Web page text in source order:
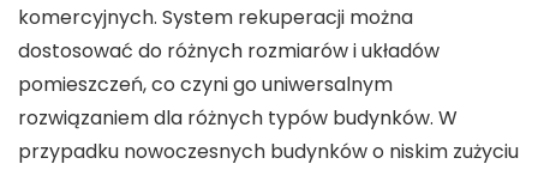
komercyjnych. System rekuperacji można
dostosować do różnych rozmiarów i układów
pomieszczeń, co czyni go uniwersalnym
rozwiązaniem dla różnych typów budynków. W
przypadku nowoczesnych budynków o niskim zużyciu